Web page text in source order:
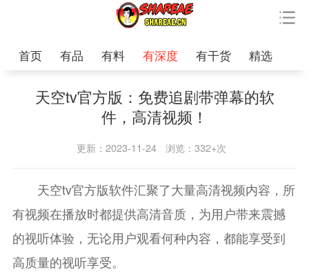
首页 有品 有料 有深度 有干货 精选
天空tv官方版：免费追剧带弹幕的软
件，高清视频！
更新：2023-11-24 浏览：332+次
天空tv官方版软件汇聚了大量高清视频内容，所
有视频在播放时都提供高清音质，为用户带来震撼
的视听体验，无论用户观看何种内容，都能享受到
高质量的视听享受。